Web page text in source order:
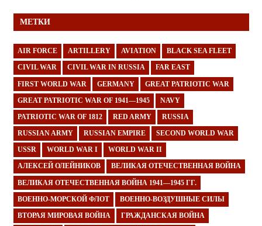
МЕТКИ
AIR FORCE ARTILLERY AVIATION BLACK SEA FLEET
CIVIL WAR CIVIL WAR IN RUSSIA FAR EAST
FIRST WORLD WAR GERMANY GREAT PATRIOTIC WAR
GREAT PATRIOTIC WAR OF 1941—1945 NAVY
PATRIOTIC WAR OF 1812 RED ARMY RUSSIA
RUSSIAN ARMY RUSSIAN EMPIRE SECOND WORLD WAR
USSR WORLD WAR I WORLD WAR II
АЛЕКСЕЙ ОЛЕЙНИКОВ ВЕЛИКАЯ ОТЕЧЕСТВЕННАЯ ВОЙНА
ВЕЛИКАЯ ОТЕЧЕСТВЕННАЯ ВОЙНА 1941—1945 ГГ.
ВОЕННО-МОРСКОЙ ФЛОТ ВОЕННО-ВОЗДУШНЫЕ СИЛЫ
ВТОРАЯ МИРОВАЯ ВОЙНА ГРАЖДАНСКАЯ ВОЙНА